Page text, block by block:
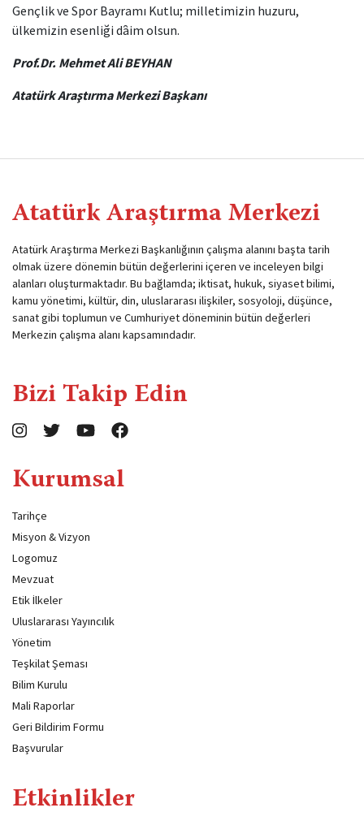
Gençlik ve Spor Bayramı Kutlu; milletimizin huzuru,
ülkemizin esenliği dȃim olsun.
Prof.Dr. Mehmet Ali BEYHAN
Atatürk Araştırma Merkezi Başkanı
Atatürk Araştırma Merkezi
Atatürk Araştırma Merkezi Başkanlığının çalışma alanını başta tarih
olmak üzere dönemin bütün değerlerini içeren ve inceleyen bilgi
alanları oluşturmaktadır. Bu bağlamda; iktisat, hukuk, siyaset bilimi,
kamu yönetimi, kültür, din, uluslararası ilişkiler, sosyoloji, düşünce,
sanat gibi toplumun ve Cumhuriyet döneminin bütün değerleri
Merkezin çalışma alanı kapsamındadır.
Bizi Takip Edin
Kurumsal
Tarihçe
Misyon & Vizyon
Logomuz
Mevzuat
Etik İlkeler
Uluslararası Yayıncılık
Yönetim
Teşkilat Şeması
Bilim Kurulu
Mali Raporlar
Geri Bildirim Formu
Başvurular
Etkinlikler